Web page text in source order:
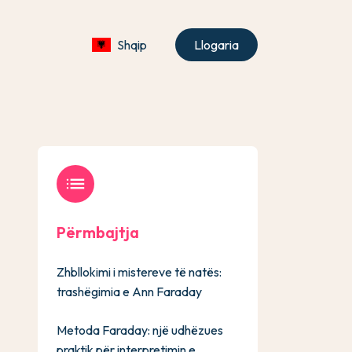
Shqip Llogaria
list
Përmbajtja
Zhbllokimi i mistereve të natës:
trashëgimia e Ann Faraday
Metoda Faraday: një udhëzues